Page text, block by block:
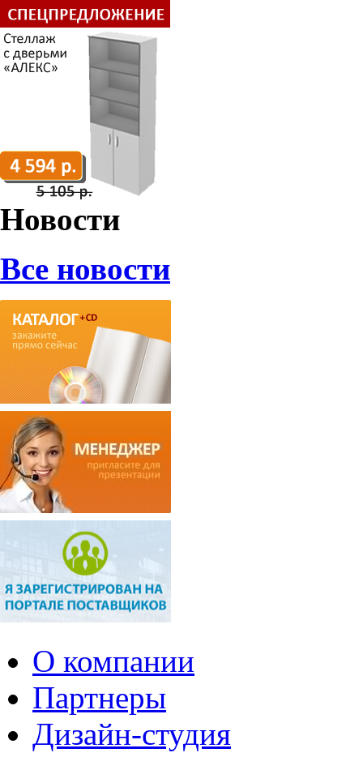
Новости
Все новости
О компании
Партнеры
Дизайн-студия